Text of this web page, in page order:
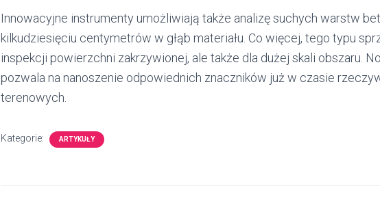
Innowacyjne instrumenty umożliwiają także analizę suchych warstw
kilkudziesięciu centymetrów w głąb materiału. Co więcej, tego typu
inspekcji powierzchni zakrzywionej, ale także dla dużej skali obszaru.
pozwala na nanoszenie odpowiednich znaczników już w czasie
terenowych.
Kategorie: ARTYKUŁY